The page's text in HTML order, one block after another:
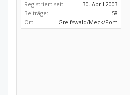
Registriert seit:
30. April 2003
Beiträge:
58
Ort:
Greifswald/Meck/Pom